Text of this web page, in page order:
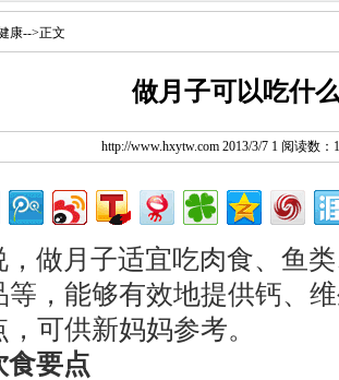
康-->正文
做月子可以吃什
http://www.hxytw.com 2013/3/7 1 阅读数：
做月子适宜吃肉食、鱼
等，能够有效地提供钙、
可供新妈妈参考。
食要点